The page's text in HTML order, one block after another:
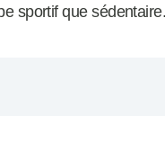
sportif que sédentaire.